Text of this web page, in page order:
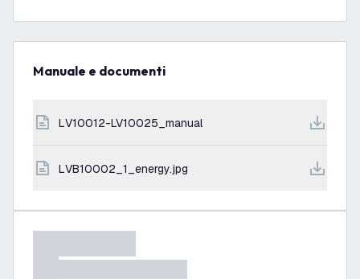
Manuale e documenti
LV10012-LV10025_manual
LVB10002_1_energy.jpg